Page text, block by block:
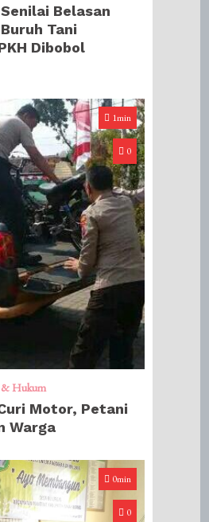
Belasan
Tani
Dibobol
1min
0
Hukum
Motor, Petani
Warga
0min
0